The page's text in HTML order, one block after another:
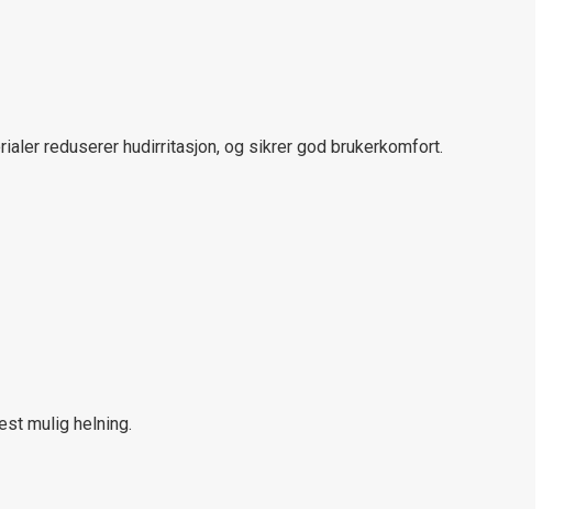
reduserer hudirritasjon, og sikrer god brukerkomfort.
mulig helning.